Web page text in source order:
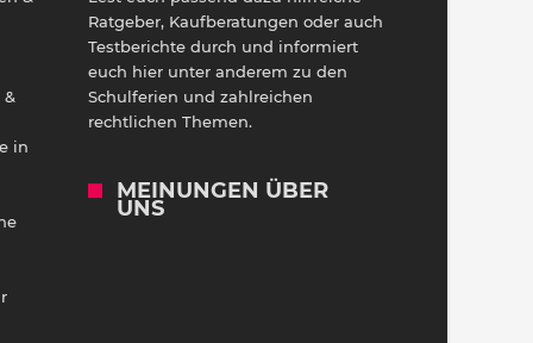
&
in
Ratgeber, Kaufberatungen oder auch
Testberichte durch und informiert
euch hier unter anderem zu den
Schulferien und zahlreichen
rechtlichen Themen.
MEINUNGEN ÜBER
UNS